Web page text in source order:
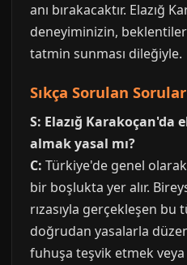
anı bırakacaktır. Elazığ
deneyiminizin,
tatmin sunması dileğiyle.
Sıkça Sorulan Sorular
S: Elazığ
almak yasal mı?
C: Türkiye'de genel
bir boşlukta yer alır.
rızasıyla gerçekleşen bu
doğrudan yasalarla
fuhuşa teşvik etmek veya